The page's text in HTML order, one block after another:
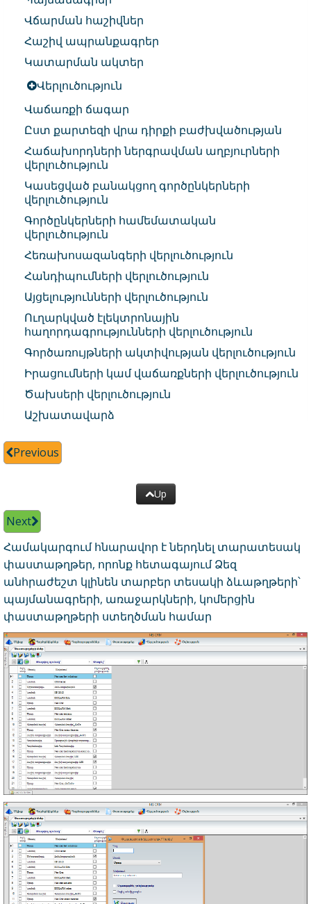
Վճարման հաշիվներ
Հաշիվ ապրանքագրեր
Կատարման ակտեր
Վերլուծություն
Վաճառքի ճագար
Ըստ քարտեզի վրա դիրքի բաժխվածության
Հաճախորդների ներգրավման աղբյուրների
վերլուծություն
Կասեցված բանակցող գործընկերների
վերլուծություն
Գործընկերների համեմատական
վերլուծություն
Հեռախոսազանգերի վերլուծություն
Հանդիպումների վերլուծություն
Այցելությունների վերլուծություն
Ուղարկված էլեկտրոնային
հաղորդագրությունների վերլուծություն
Գործառույթների ակտիվության վերլուծություն
Իրացումների կամ վաճառքների վերլուծություն
Ծախսերի վերլուծություն
Աշխատավարձ
Previous
Up
Next
Համակարգում հնարավոր է ներդնել տարատեսակ
փաստաթղթեր, որոնք հետագայում Ձեզ
անհրաժեշտ կլինեն տարբեր տեսակի ձևաթղթերի՝
պայմանագրերի, առաջարկների, կոմերցին
փաստաթղթերի ստեղծման համար